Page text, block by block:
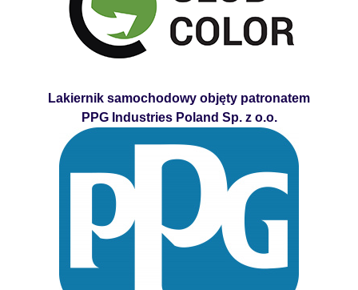
Lakiernik samochodowy objęty patronatem
PPG Industries Poland Sp. z o.o.